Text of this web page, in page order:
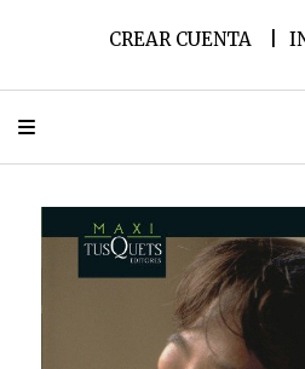
CREAR CUENTA